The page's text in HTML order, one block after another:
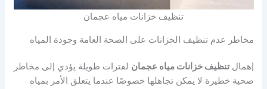
تنظيف خزانات مياه عجمان
مخاطر عدم تنظيف الخزانات على الصحة العامة وجودة المياه
إهمالتنظيف خزانات مياه عجمان لفترات طويلة يؤدي إلى مخاطر
صحية خطيرة لا يمكن تجاهلها خصوصًا عندما يتعلق الأمر بمياه